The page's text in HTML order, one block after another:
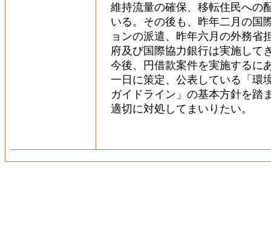
維持流量の確保、移転住民への
いる。その後も、昨年二月の国
ョンの派遣、昨年六月の外務省
府及び国際協力銀行は実施して
今後、円借款案件を実施するに
一日に策定、公表している「環
ガイドライン」の基本方針を踏
適切に対処してまいりたい。